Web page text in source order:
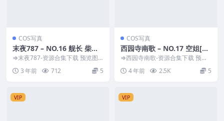
COS写真
末夜787 – NO.16 舰长 柴郡
泳装 [31P-294M]
⇒末夜787-资源合集下载 预览图
片 资源简介 「资源名称」：末夜7
87 – N...
3 年前 712 5
COS写真
西园寺南歌 – NO.17 空姐[52
P10V-1.72GB]
⇒西园寺南歌-资源合集下载 预览
图片 资源简介 「资源名称」：西
园寺南歌 – N...
4 年前 2.5K 5
VIP VIP